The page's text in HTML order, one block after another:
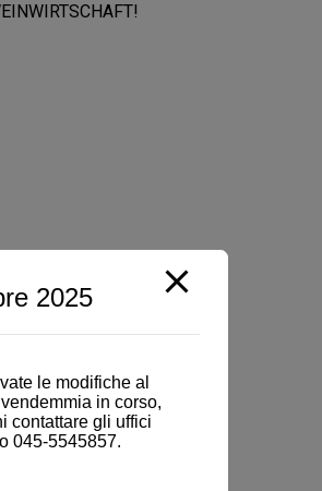
2025
le modifiche al
in corso,
contattare gli uffici
045-5545857.